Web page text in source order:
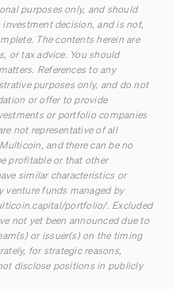
purposes only, and should
decision, and is not,
The contents herein are
or tax advice. You should
References to any
purposes only, and do not
or offer to provide
or portfolio companies
not representative of all
and there can be no
profitable or that other
similar characteristics or
venture funds managed by
portfolio/. Excluded
not yet been announced due to
or issuer(s) on the timing
for strategic reasons,
disclose positions in publicly